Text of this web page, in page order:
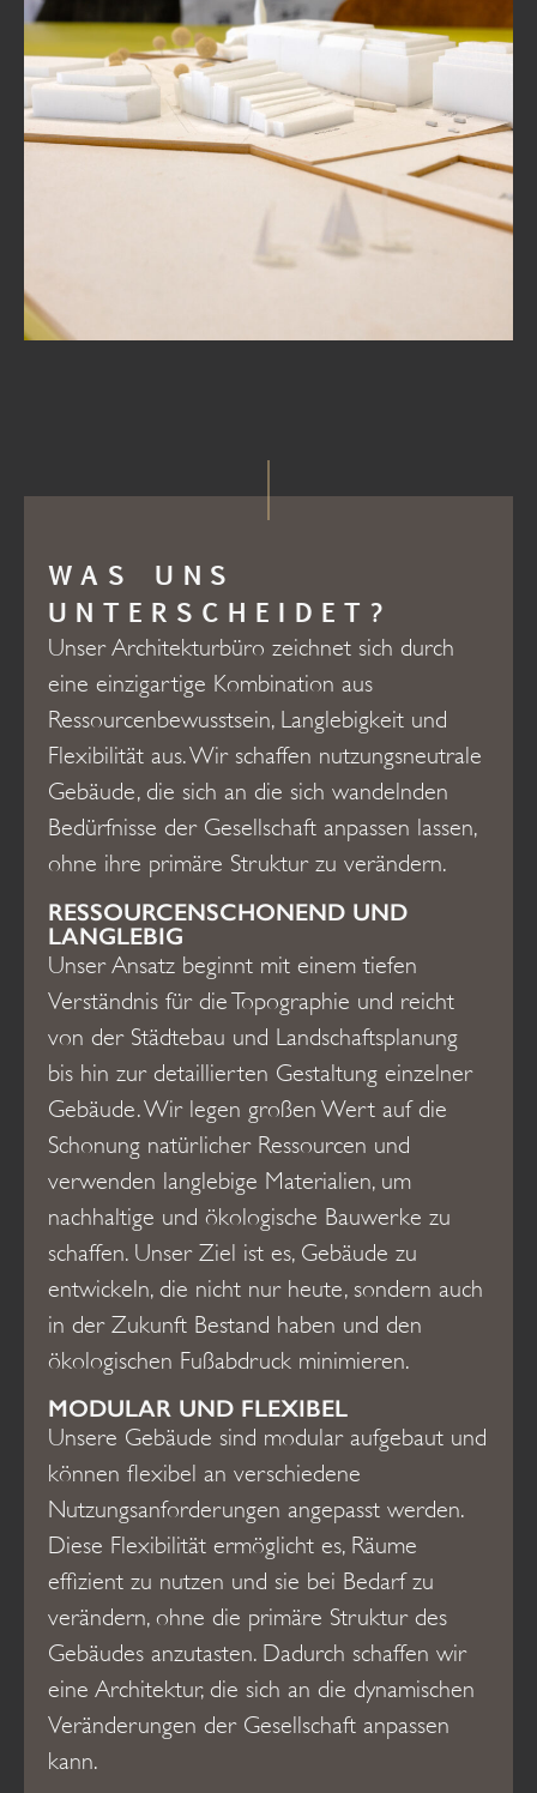
WAS UNS
UNTERSCHEIDET?
Unser Architekturbüro zeichnet sich durch
eine einzigartige Kombination aus
Ressourcenbewusstsein, Langlebigkeit und
Flexibilität aus. Wir schaffen nutzungsneutrale
Gebäude, die sich an die sich wandelnden
Bedürfnisse der Gesellschaft anpassen lassen,
ohne ihre primäre Struktur zu verändern.
RESSOURCENSCHONEND UND
LANGLEBIG
Unser Ansatz beginnt mit einem tiefen
Verständnis für die Topographie und reicht
von der Städtebau und Landschaftsplanung
bis hin zur detaillierten Gestaltung einzelner
Gebäude. Wir legen großen Wert auf die
Schonung natürlicher Ressourcen und
verwenden langlebige Materialien, um
nachhaltige und ökologische Bauwerke zu
schaffen. Unser Ziel ist es, Gebäude zu
entwickeln, die nicht nur heute, sondern auch
in der Zukunft Bestand haben und den
ökologischen Fußabdruck minimieren.
MODULAR UND FLEXIBEL
Unsere Gebäude sind modular aufgebaut und
können flexibel an verschiedene
Nutzungsanforderungen angepasst werden.
Diese Flexibilität ermöglicht es, Räume
effizient zu nutzen und sie bei Bedarf zu
verändern, ohne die primäre Struktur des
Gebäudes anzutasten. Dadurch schaffen wir
eine Architektur, die sich an die dynamischen
Veränderungen der Gesellschaft anpassen
kann.